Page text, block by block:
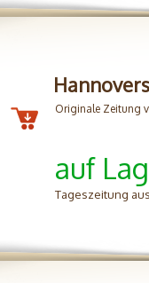
Originale Zeitung
auf
Tageszeitung